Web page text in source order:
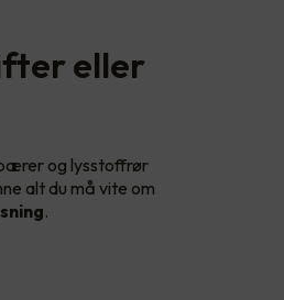
eller
og lysstoffrør
alt du må vite om
.